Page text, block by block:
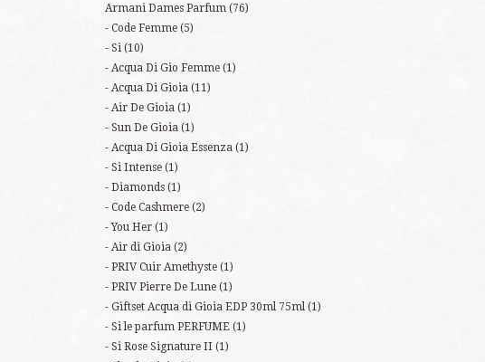
Armani Dames Parfum (76)
Code Femme (5)
Si (10)
Acqua Di Gio Femme (1)
Acqua Di Gioia (11)
Air De Gioia (1)
Sun De Gioia (1)
Acqua Di Gioia Essenza (1)
Si Intense (1)
Diamonds (1)
Code Cashmere (2)
You Her (1)
Air di Gioia (2)
PRIV Cuir Amethyste (1)
PRIV Pierre De Lune (1)
Giftset Acqua di Gioia EDP 30ml 75ml (1)
Si le parfum PERFUME (1)
Si Rose Signature II (1)